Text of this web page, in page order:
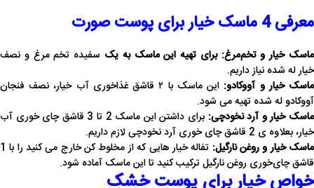
معرفی 4 ماسک خیار برای پوست صورت
ماسک خیار و تخم‌مرغ: برای تهیه این ماسک به یک سفیده تخم مرغ و نصف
خیار له شده نیاز داریم.
ماسک خیار و آووکادو:
این ماسک با ۲ قاشق غذاخوری آب خیار، نصف فنجان
آووکادو له شده تهیه می شود.
ماسک خیار و آرد نخودچی:
برای داشتن این ماسک 2 تا 3 قاشق چای ‌خوری آب
خیار، بعلاوه ی 2 قاشق چای ‌خوری آرد نخودچی لازم داریم.
ماسک خیار و روغن نارگیل:
تفاله خیار هایی که از مخلوط‌ کن خارج می کنید را با 1
قاشق چای‌خوری روغن نارگیل ترکیب کنید تا این ماسک آماده شود.
خواص خیار برای پوست خشک